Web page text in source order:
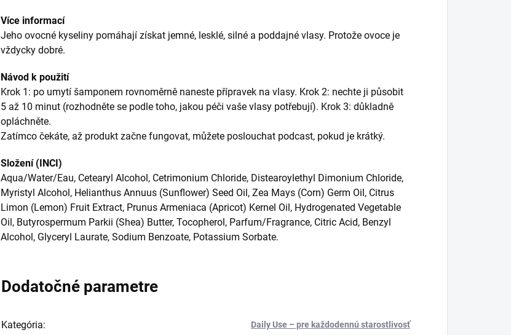
Více informací
Jeho ovocné kyseliny pomáhají získat jemné, lesklé, silné a poddajné vlasy. Protože ovoce je
vždycky dobré.
Návod k použití
Krok 1: po umytí šamponem rovnoměrně naneste přípravek na vlasy. Krok 2: nechte ji působit
5 až 10 minut (rozhodněte se podle toho, jakou péči vaše vlasy potřebují). Krok 3: důkladně
opláchněte.
Zatímco čekáte, až produkt začne fungovat, můžete poslouchat podcast, pokud je krátký.
Složení (INCI)
Aqua/Water/Eau, Cetearyl Alcohol, Cetrimonium Chloride, Distearoylethyl Dimonium Chloride,
Myristyl Alcohol, Helianthus Annuus (Sunflower) Seed Oil, Zea Mays (Corn) Germ Oil, Citrus
Limon (Lemon) Fruit Extract, Prunus Armeniaca (Apricot) Kernel Oil, Hydrogenated Vegetable
Oil, Butyrospermum Parkii (Shea) Butter, Tocopherol, Parfum/Fragrance, Citric Acid, Benzyl
Alcohol, Glyceryl Laurate, Sodium Benzoate, Potassium Sorbate.
Dodatočné parametre
Kategória: Daily Use – pre každodennú starostlivosť